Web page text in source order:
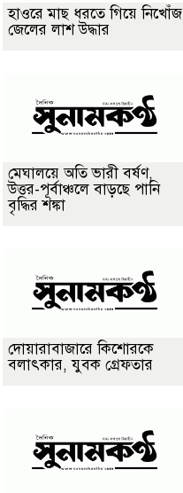
হাওরে মাছ ধরতে গিয়ে নিখোঁজ
জেলের লাশ উদ্ধার
মেঘালয়ে অতি ভারী বর্ষণ,
উত্তর-পূর্বাঞ্চলে বাড়ছে পানি
বৃদ্ধির শঙ্কা
দোয়ারাবাজারে কিশোরকে
বলাৎকার, যুবক গ্রেফতার